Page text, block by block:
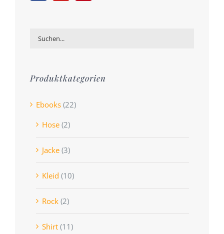
Produktkategorien
Ebooks (22)
Hose (2)
Jacke (3)
Kleid (10)
Rock (2)
Shirt (11)